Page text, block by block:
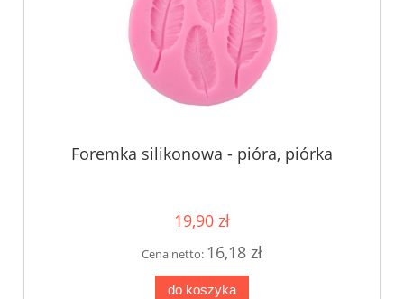
Foremka silikonowa - pióra, piórka
19,90 zł
Cena netto: 16,18 zł
do koszyka